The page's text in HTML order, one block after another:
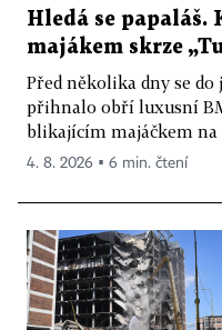
Hledá se papaláš.
majákem skrze
Před několika dny se
přihnalo obří luxusní
blikajícím majáčkem na
4. 8. 2026 ▪ 6 min. čtení